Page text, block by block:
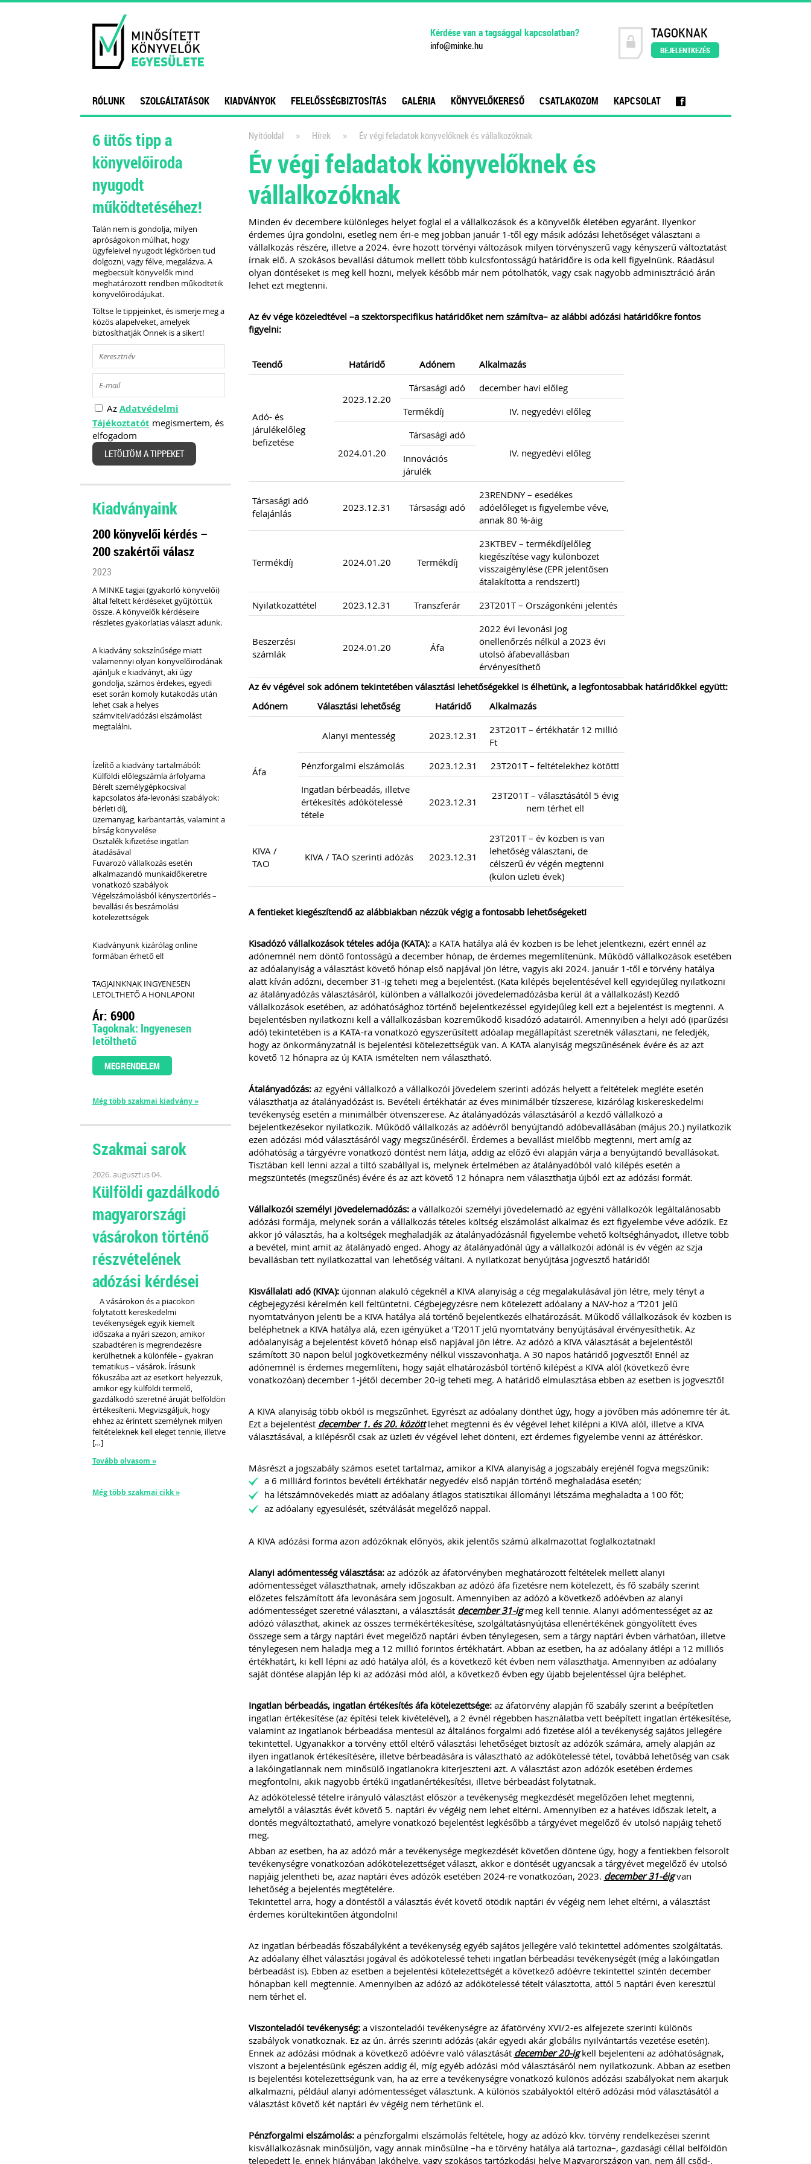
Kérdése van a tagsággal kapcsolatban?
info@minke.hu
TAGOKNAK
BEJELENTKEZÉS
RÓLUNK SZOLGÁLTATÁSOK KIADVÁNYOK FELELŐSSÉGBIZTOSÍTÁS GALÉRIA KÖNYVELŐKERESŐ CSATLAKOZOM KAPCSOLAT f
Nyitóoldal » Hírek » Év végi feladatok könyvelőknek és vállalkozóknak
Év végi feladatok könyvelőknek és
vállalkozóknak
Minden év decembere különleges helyet foglal el a vállalkozások és a könyvelők életében egyaránt. Ilyenkor
érdemes újra gondolni, esetleg nem éri-e meg jobban január 1-től egy másik adózási lehetőséget választani a
vállalkozás részére, illetve a 2024. évre hozott törvényi változások milyen törvényszerű vagy kényszerű változtatást
írnak elő. A szokásos bevallási dátumok mellett több kulcsfontosságú határidőre is oda kell figyelnünk. Ráadásul
olyan döntéseket is meg kell hozni, melyek később már nem pótolhatók, vagy csak nagyobb adminisztráció árán
lehet ezt megtenni.
Az év vége közeledtével –a szektorspecifikus határidőket nem számítva– az alábbi adózási határidőkre fontos
figyelni:
Teendő Határidő Adónem Alkalmazás
Adó- és
járulékelőleg
befizetése
2023.12.20
Társasági adó
december havi előleg
Termékdíj
IV. negyedévi előleg
2024.01.20
Társasági adó
IV. negyedévi előleg
Innovációs
járulék
Társasági adó
felajánlás
2023.12.31 Társasági adó
23RENDNY – esedékes
adóelőleget is figyelembe véve,
annak 80 %-áig
Termékdíj 2024.01.20 Termékdíj
23KTBEV – termékdíjelőleg
kiegészítése vagy különbözet
visszaigénylése (EPR jelentősen
átalakította a rendszert!)
Nyilatkozattétel
2023.12.31 Transzferár 23T201T – Országonkéni jelentés
Beszerzési
számlák
2024.01.20 Áfa
2022 évi levonási jog
önellenőrzés nélkül a 2023 évi
utolsó áfabevallásban
érvényesíthető
Az év végével sok adónem tekintetében választási lehetőségekkel is élhetünk, a legfontosabbak határidőkkel együtt:
Adónem
Választási lehetőség Határidő Alkalmazás
Áfa
Alanyi mentesség 2023.12.31
23T201T – értékhatár 12 millió
Ft
Pénzforgalmi elszámolás
2023.12.31
23T201T – feltételekhez kötött!
Ingatlan bérbeadás, illetve
értékesítés adókötelessé
tétele
2023.12.31
23T201T – választásától 5 évig
nem térhet el!
KIVA /
TAO
KIVA / TAO szerinti adózás 2023.12.31
23T201T – év közben is van
lehetőség választani, de
célszerű év végén megtenni
(külön üzleti évek)
A fentieket kiegészítendő az alábbiakban nézzük végig a fontosabb lehetőségeket!
Kisadózó vállalkozások tételes adója (KATA):a KATA hatálya alá év közben is be lehet jelentkezni, ezért ennél az
adónemnél nem döntő fontosságú a december hónap, de érdemes megemlítenünk. Működő vállalkozások esetében
az adóalanyiság a választást követő hónap első napjával jön létre, vagyis aki 2024. január 1-től e törvény hatálya
alatt kíván adózni, december 31-ig teheti meg a bejelentést. (Kata kilépés bejelentésével kell egyidejűleg nyilatkozni
az átalányadózás választásáról, különben a vállalkozói jövedelemadózásba kerül át a vállalkozás!) Kezdő
vállalkozások esetében, az adóhatósághoz történő bejelentkezéssel egyidejűleg kell ezt a bejelentést is megtenni. A
bejelentésben nyilatkozni kell a vállalkozásban közreműködő kisadózó adatairól. Amennyiben a helyi adó (iparűzési
adó) tekintetében is a KATA-ra vonatkozó egyszerűsített adóalap megállapítást szeretnék választani, ne feledjék,
hogy az önkormányzatnál is bejelentési kötelezettségük van. A KATA alanyiság megszűnésének évére és az azt
követő 12 hónapra az új KATA ismételten nem választható.
Átalányadózás:az egyéni vállalkozó a vállalkozói jövedelem szerinti adózás helyett a feltételek megléte esetén
választhatja az átalányadózást is. Bevételi értékhatár az éves minimálbér tízszerese, kizárólag kiskereskedelmi
tevékenység esetén a minimálbér ötvenszerese. Az átalányadózás választásáról a kezdő vállalkozó a
bejelentkezésekor nyilatkozik. Működő vállalkozás az adóévről benyújtandó adóbevallásában (május 20.) nyilatkozik
ezen adózási mód választásáról vagy megszűnéséről. Érdemes a bevallást mielőbb megtenni, mert amíg az
adóhatóság a tárgyévre vonatkozó döntést nem látja, addig az előző évi alapján várja a benyújtandó bevallásokat.
Tisztában kell lenni azzal a tiltó szabállyal is, melynek értelmében az átalányadóból való kilépés esetén a
megszüntetés (megszűnés) évére és az azt követő 12 hónapra nem választhatja újból ezt az adózási formát.
Vállalkozói személyi jövedelemadózás: a vállalkozói személyi jövedelemadó az egyéni vállalkozók legáltalánosabb
adózási formája, melynek során a vállalkozás tételes költség elszámolást alkalmaz és ezt figyelembe véve adózik. Ez
akkor jó választás, ha a költségek meghaladják az átalányadózásnál figyelembe vehető költséghányadot, illetve több
a bevétel, mint amit az átalányadó enged. Ahogy az átalányadónál úgy a vállalkozói adónál is év végén az szja
bevallásban tett nyilatkozattal van lehetőség váltani. A nyilatkozat benyújtása jogvesztő határidő!
Kisvállalati adó (KIVA):újonnan alakuló cégeknél a KIVA alanyiság a cég megalakulásával jön létre, mely tényt a
cégbejegyzési kérelmén kell feltüntetni. Cégbejegyzésre nem kötelezett adóalany a NAV-hoz a ’T201 jelű
nyomtatványon jelenti be a KIVA hatálya alá történő bejelentkezés elhatározását. Működő vállalkozások év közben is
beléphetnek a KIVA hatálya alá, ezen igényüket a ’T201T jelű nyomtatvány benyújtásával érvényesíthetik. Az
adóalanyiság a bejelentést követő hónap első napjával jön létre. Az adózó a KIVA választását a bejelentéstől
számított 30 napon belül jogkövetkezmény nélkül visszavonhatja. A 30 napos határidő jogvesztő! Ennél az
adónemnél is érdemes megemlíteni, hogy saját elhatározásból történő kilépést a KIVA alól (következő évre
vonatkozóan) december 1-jétől december 20-ig teheti meg. A határidő elmulasztása ebben az esetben is jogvesztő!
A KIVA alanyiság több okból is megszűnhet. Egyrészt az adóalany dönthet úgy, hogy a jövőben más adónemre tér át.
Ezt a bejelentést december 1. és 20. közöttlehet megtenni és év végével lehet kilépni a KIVA alól, illetve a KIVA
választásával, a kilépésről csak az üzleti év végével lehet dönteni, ezt érdemes figyelembe venni az áttéréskor.
Másrészt a jogszabály számos esetet tartalmaz, amikor a KIVA alanyiság a jogszabály erejénél fogva megszűnik:
a 6 milliárd forintos bevételi értékhatár negyedév első napján történő meghaladása esetén;
ha létszámnövekedés miatt az adóalany átlagos statisztikai állományi létszáma meghaladta a 100 főt;
az adóalany egyesülését, szétválását megelőző nappal.
A KIVA adózási forma azon adózóknak előnyös, akik jelentős számú alkalmazottat foglalkoztatnak!
Alanyi adómentesség választása:az adózók az áfatörvényben meghatározott feltételek mellett alanyi
adómentességet választhatnak, amely időszakban az adózó áfa fizetésre nem kötelezett, és fő szabály szerint
előzetes felszámított áfa levonására sem jogosult. Amennyiben az adózó a következő adóévben az alanyi
adómentességet szeretné választani, a választását december 31-igmeg kell tennie. Alanyi adómentességet az az
adózó választhat, akinek az összes termékértékesítése, szolgáltatásnyújtása ellenértékének göngyölített éves
összege sem a tárgy naptári évet megelőző naptári évben ténylegesen, sem a tárgy naptári évben várhatóan, illetve
ténylegesen nem haladja meg a 12 millió forintos értékhatárt. Abban az esetben, ha az adóalany átlépi a 12 milliós
értékhatárt, ki kell lépni az adó hatálya alól, és a következő két évben nem választhatja. Amennyiben az adóalany
saját döntése alapján lép ki az adózási mód alól, a következő évben egy újabb bejelentéssel újra beléphet.
Ingatlan bérbeadás, ingatlan értékesítés áfa kötelezettsége:az áfatörvény alapján fő szabály szerint a beépítetlen
ingatlan értékesítése (az építési telek kivételével), a 2 évnél régebben használatba vett beépített ingatlan értékesítése,
valamint az ingatlanok bérbeadása mentesül az általános forgalmi adó fizetése alól a tevékenység sajátos jellegére
tekintettel. Ugyanakkor a törvény ettől eltérő választási lehetőséget biztosít az adózók számára, amely alapján az
ilyen ingatlanok értékesítésére, illetve bérbeadására is választható az adókötelessé tétel, továbbá lehetőség van csak
a lakóingatlannak nem minősülő ingatlanokra kiterjeszteni azt. A választást azon adózók esetében érdemes
megfontolni, akik nagyobb értékű ingatlanértékesítési, illetve bérbeadást folytatnak.
Az adókötelessé tételre irányuló választást először a tevékenység megkezdését megelőzően lehet megtenni,
amelytől a választás évét követő 5. naptári év végéig nem lehet eltérni. Amennyiben ez a hatéves időszak letelt, a
döntés megváltoztatható, amelyre vonatkozó bejelentést legkésőbb a tárgyévet megelőző év utolsó napjáig tehető
meg.
Abban az esetben, ha az adózó már a tevékenysége megkezdését követően döntene úgy, hogy a fentiekben felsorolt
tevékenységre vonatkozóan adókötelezettséget választ, akkor e döntését ugyancsak a tárgyévet megelőző év utolsó
napjáig jelentheti be, azaz naptári éves adózók esetében 2024-re vonatkozóan, 2023. december 31-éigvan
lehetőség a bejelentés megtételére.
Tekintettel arra, hogy a döntéstől a választás évét követő ötödik naptári év végéig nem lehet eltérni, a választást
érdemes körültekintően átgondolni!
Az ingatlan bérbeadás főszabályként a tevékenység egyéb sajátos jellegére való tekintettel adómentes szolgáltatás.
Az adóalany élhet választási jogával és adókötelessé teheti ingatlan bérbeadási tevékenységét (még a lakóingatlan
bérbeadást is). Ebben az esetben a bejelentési kötelezettségét a következő adóévre tekintettel szintén december
hónapban kell megtennie. Amennyiben az adózó az adókötelessé tételt választotta, attól 5 naptári éven keresztül
nem térhet el.
Viszonteladói tevékenység:a viszonteladói tevékenységre az áfatörvény XVI/2-es alfejezete szerinti különös
szabályok vonatkoznak. Ez az ún. árrés szerinti adózás (akár egyedi akár globális nyilvántartás vezetése esetén).
Ennek az adózási módnak a következő adóévre való választását december 20-igkell bejelenteni az adóhatóságnak,
viszont a bejelentésünk egészen addig él, míg egyéb adózási mód választásáról nem nyilatkozunk. Abban az esetben
is bejelentési kötelezettségünk van, ha az erre a tevékenységre vonatkozó különös adózási szabályokat nem akarjuk
alkalmazni, például alanyi adómentességet választunk. A különös szabályoktól eltérő adózási mód választásától a
választást követő két naptári év végéig nem térhetünk el.
Pénzforgalmi elszámolás:a pénzforgalmi elszámolás feltétele, hogy az adózó kkv. törvény rendelkezései szerint
kisvállalkozásnak minősüljön, vagy annak minősülne –ha e törvény hatálya alá tartozna–, gazdasági céllal belföldön
telepedett le, ennek hiányában lakóhelye, vagy szokásos tartózkodási helye Magyarországon van, nem áll csőd-,
6 ütős tipp a
könyvelőiroda
nyugodt
működtetéséhez!
Talán nem is gondolja, milyen
apróságokon múlhat, hogy
ügyfeleivel nyugodt légkörben tud
dolgozni, vagy félve, megalázva. A
megbecsült könyvelők mind
meghatározott rendben működtetik
könyvelőirodájukat.
Töltse le tippjeinket, és ismerje meg a
közös alapelveket, amelyek
biztosíthatják Önnek is a sikert!
Az Adatvédelmi
Tájékoztatót megismertem, és
elfogadom
LETÖLTÖM A TIPPEKET
Kiadványaink
200 könyvelői kérdés –
200 szakértői válasz
2023
A MINKE tagjai (gyakorló könyvelői)
által feltett kérdéseket gyűjtöttük
össze.A könyvelők kérdéseire
részletes gyakorlatias választ adunk.
A kiadvány sokszínűsége miatt
valamennyi olyan könyvelőirodának
ajánljuk e kiadványt, aki úgy
gondolja, számos érdekes, egyedi
eset során komoly kutakodás után
lehet csak a helyes
számviteli/adózási elszámolást
megtalálni.
Ízelítő a kiadvány tartalmából:
Külföldi előlegszámla árfolyama
Bérelt személygépkocsival
kapcsolatos áfa-levonási szabályok:
bérleti díj,
üzemanyag, karbantartás, valamint a
bírság könyvelése
Osztalék kifizetése ingatlan
átadásával
Fuvarozó vállalkozás esetén
alkalmazandó munkaidőkeretre
vonatkozó szabályok
Végelszámolásból kényszertörlés –
bevallási és beszámolási
kötelezettségek
Kiadványunk kizárólag online
formában érhető el!
TAGJAINKNAK INGYENESEN
LETÖLTHETŐ A HONLAPON!
Ár: 6900
Tagoknak: Ingyenesen
letölthető
MEGRENDELEM
Még több szakmai kiadvány »
Szakmai sarok
2026. augusztus 04.
Külföldi gazdálkodó
magyarországi
vásárokon történő
részvételének
adózási kérdései
A vásárokon és a piacokon
folytatott kereskedelmi
tevékenységek egyik kiemelt
időszaka a nyári szezon, amikor
szabadtéren is megrendezésre
kerülhetnek a különféle – gyakran
tematikus – vásárok. Írásunk
fókuszába azt az esetkört helyezzük,
amikor egy külföldi termelő,
gazdálkodó szeretné áruját belföldön
értékesíteni. Megvizsgáljuk, hogy
ehhez az érintett személynek milyen
feltételeknek kell eleget tennie, illetve
[…]
Tovább olvasom »
Még több szakmai cikk »